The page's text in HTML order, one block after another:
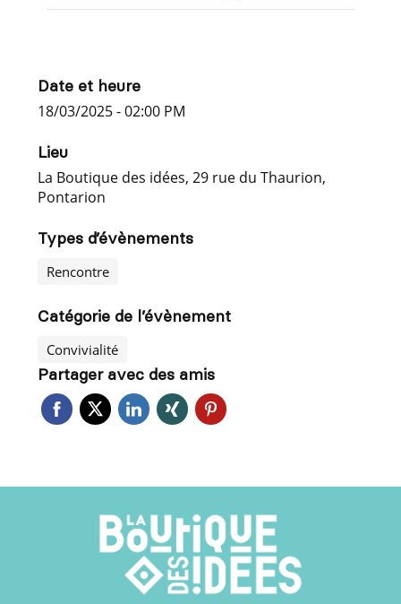
Date et heure
18/03/2025 - 02:00 PM
Lieu
La Boutique des idées, 29 rue du Thaurion,
Pontarion
Types d’évènements
Rencontre
Catégorie de l’évènement
Convivialité
Partager avec des amis